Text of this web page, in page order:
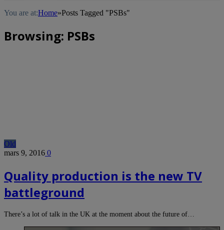
You are at:Home»Posts Tagged "PSBs"
Browsing: PSBs
Old
mars 9, 2016 0
Quality production is the new TV
battleground
There’s a lot of talk in the UK at the moment about the future of…